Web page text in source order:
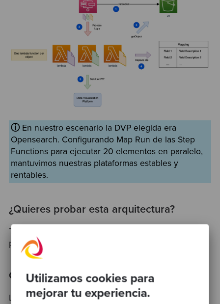
Utilizamos cookies para
mejorar tu experiencia.
ⓘEn nuestro escenario la DVP elegida era
Opensearch. Configurando Map Run de las Step
Functions para ejecutar 20 elementos en paralelo,
mantuvimos nuestras plataformas estables y
rentables.
¿Quieres probar esta arquitectura?
Tenemos a tu disponibilidad un
para probar este escenario de forma simplificada.
Consideraciones finales
La solución presentada ofrece un enfoque directo